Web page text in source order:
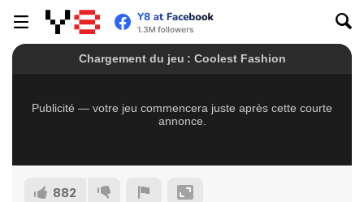
882